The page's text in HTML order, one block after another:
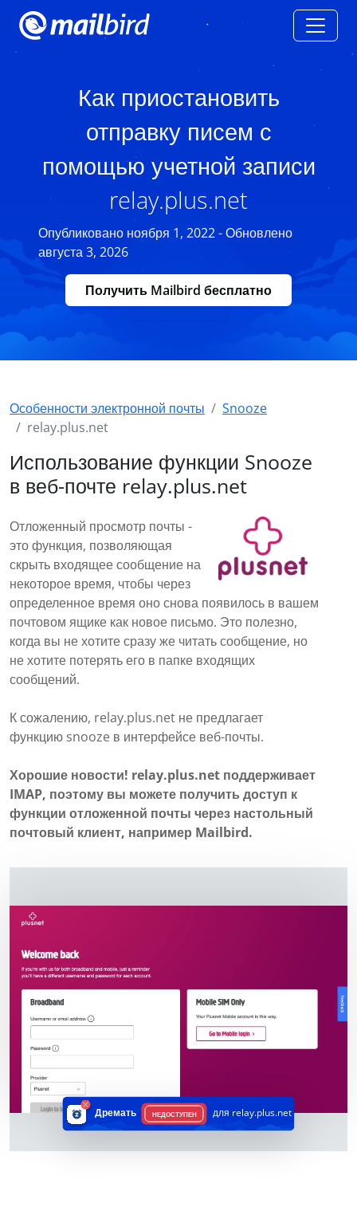
Как приостановить
отправку писем с
помощью учетной записи
relay.plus.net
Опубликовано ноября 1, 2022 - Обновлено
августа 3, 2026
Получить Mailbird бесплатно
Особенности электронной почты
Snooze
relay.plus.net
Использование функции Snooze
в веб-почте relay.plus.net
Отложенный просмотр почты -
это функция, позволяющая
скрыть входящее сообщение на
некоторое время, чтобы через
определенное время оно снова появилось в вашем
почтовом ящике как новое письмо. Это полезно,
когда вы не хотите сразу же читать сообщение, но
не хотите потерять его в папке входящих
сообщений.
К сожалению, relay.plus.net не предлагает
функцию snooze в интерфейсе веб-почты.
Хорошие новости! relay.plus.net поддерживает
IMAP, поэтому вы можете получить доступ к
функции отложенной почты через настольный
почтовый клиент, например Mailbird.
Дремать НЕДОСТУПЕН для relay.plus.net